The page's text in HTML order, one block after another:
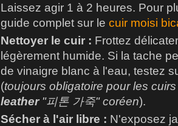
Laissez agir 1 à 2 heures. Pour
guide complet sur le cuir moisi
Nettoyer le cuir : Frottez
légèrement humide. Si la tache
de vinaigre blanc à l'eau, testez
(toujours obligatoire pour les
leather"피톤 가죽" coréen).
Sécher à l'air libre : N'exposez